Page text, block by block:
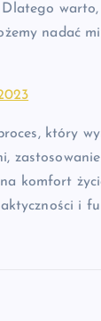
nadać
który
komfort
i